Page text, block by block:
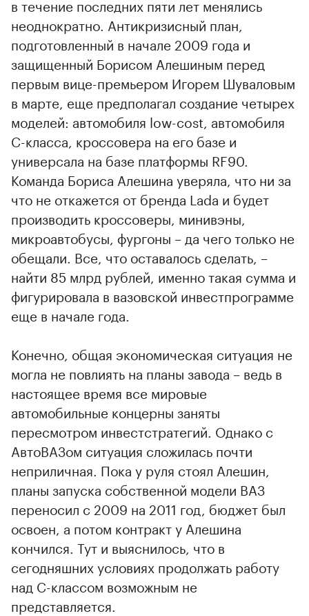
в течение последних пяти лет менялись
неоднократно. Антикризисный план,
подготовленный в начале 2009 года и
защищенный Борисом Алешиным перед
первым вице-премьером Игорем Шуваловым
в марте, еще предполагал создание четырех
моделей: автомобиля low-cost, автомобиля
C-класса, кроссовера на его базе и
универсала на базе платформы RF90.
Команда Бориса Алешина уверяла, что ни за
что не откажется от бренда Lada и будет
производить кроссоверы, минивэны,
микроавтобусы, фургоны – да чего только не
обещали. Все, что оставалось сделать, –
найти 85 млрд рублей, именно такая сумма и
фигурировала в вазовской инвестпрограмме
еще в начале года.
Конечно, общая экономическая ситуация не
могла не повлиять на планы завода – ведь в
настоящее время все мировые
автомобильные концерны заняты
пересмотром инвестстратегий. Однако с
АвтоВАЗом ситуация сложилась почти
неприличная. Пока у руля стоял Алешин,
планы запуска собственной модели ВАЗ
переносил с 2009 на 2011 год, бюджет был
освоен, а потом контракт у Алешина
кончился. Тут и выяснилось, что в
сегодняшних условиях продолжать работу
над С-классом возможным не
представляется.